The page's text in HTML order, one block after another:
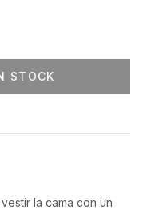
STOCK
la cama con un